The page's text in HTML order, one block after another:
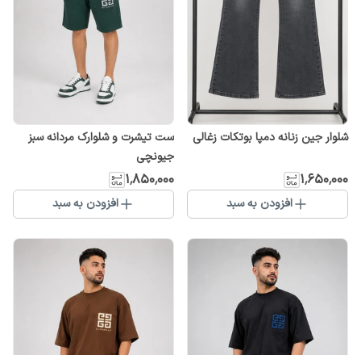
شلوار جین زنانه دمپا بوتکات زغالی
۱٬۶۵۰٬۰۰۰
افزودن به سبد
ست تیشرت و شلوارک مردانه سبز
جیونچی
۱٬۸۵۰٬۰۰۰
افزودن به سبد